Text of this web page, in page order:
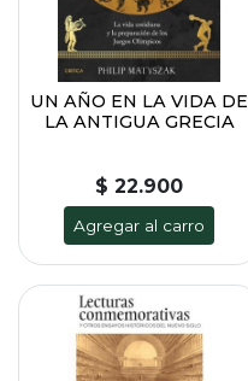
UN AÑO EN LA VIDA DE
LA ANTIGUA GRECIA
$ 22.900
Agregar al carro